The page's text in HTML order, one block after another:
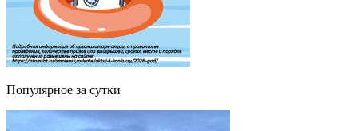
Популярное за сутки